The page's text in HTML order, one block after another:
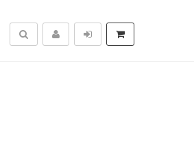
搜尋